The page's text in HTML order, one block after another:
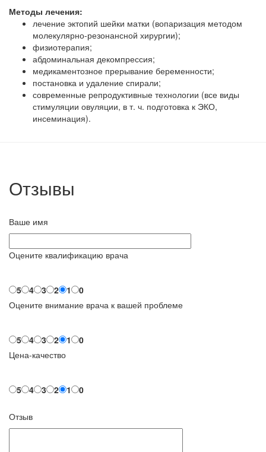
Методы лечения:
лечение эктопий шейки матки (вопаризация методом
молекулярно-резонансной хирургии);
физиотерапия;
абдоминальная декомпрессия;
медикаментозное прерывание беременности;
постановка и удаление спирали;
современные репродуктивные технологии (все виды
стимуляции овуляции, в т. ч. подготовка к ЭКО,
инсеминация).
Отзывы
Ваше имя
Оцените квалификацию врача
5 4 3 2 1
0
Оцените внимание врача к вашей проблеме
5 4 3 2 1
0
Цена-качество
5 4 3 2 1 0
Отзыв